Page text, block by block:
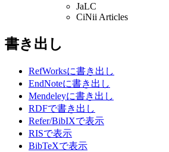
JaLC
CiNii Articles
書き出し
RefWorksに書き出し
EndNoteに書き出し
Mendeleyに書き出し
RDFで書き出し
Refer/BibIXで表示
RISで表示
BibTeXで表示